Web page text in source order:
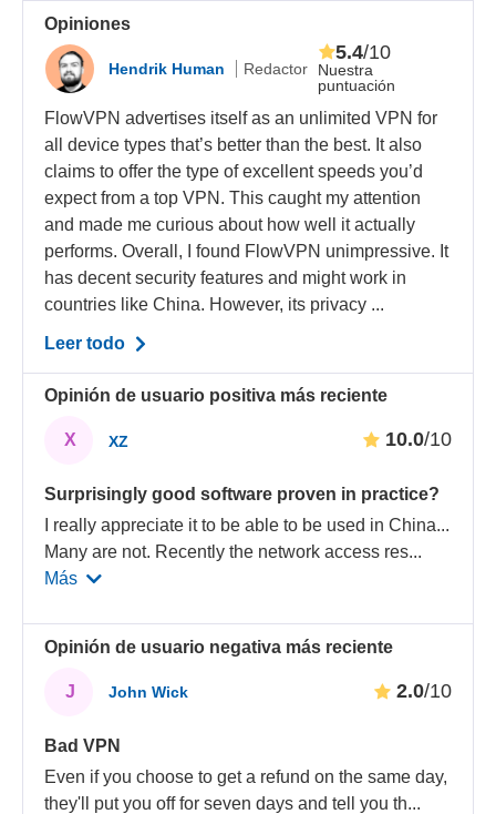
Opiniones
Hendrik Human Redactor
Nuestra
puntuación
5.4/10
FlowVPN advertises itself as an unlimited VPN for
all device types that’s better than the best. It also
claims to offer the type of excellent speeds you’d
expect from a top VPN. This caught my attention
and made me curious about how well it actually
performs. Overall, I found FlowVPN unimpressive. It
has decent security features and might work in
countries like China. However, its privacy ...
Leer todo
Opinión de usuario positiva más reciente
X XZ 10.0/10
Surprisingly good software proven in practice?
I really appreciate it to be able to be used in China...
Many are not. Recently the network access res...
Más
Opinión de usuario negativa más reciente
J John Wick 2.0/10
Bad VPN
Even if you choose to get a refund on the same day,
they'll put you off for seven days and tell you th...